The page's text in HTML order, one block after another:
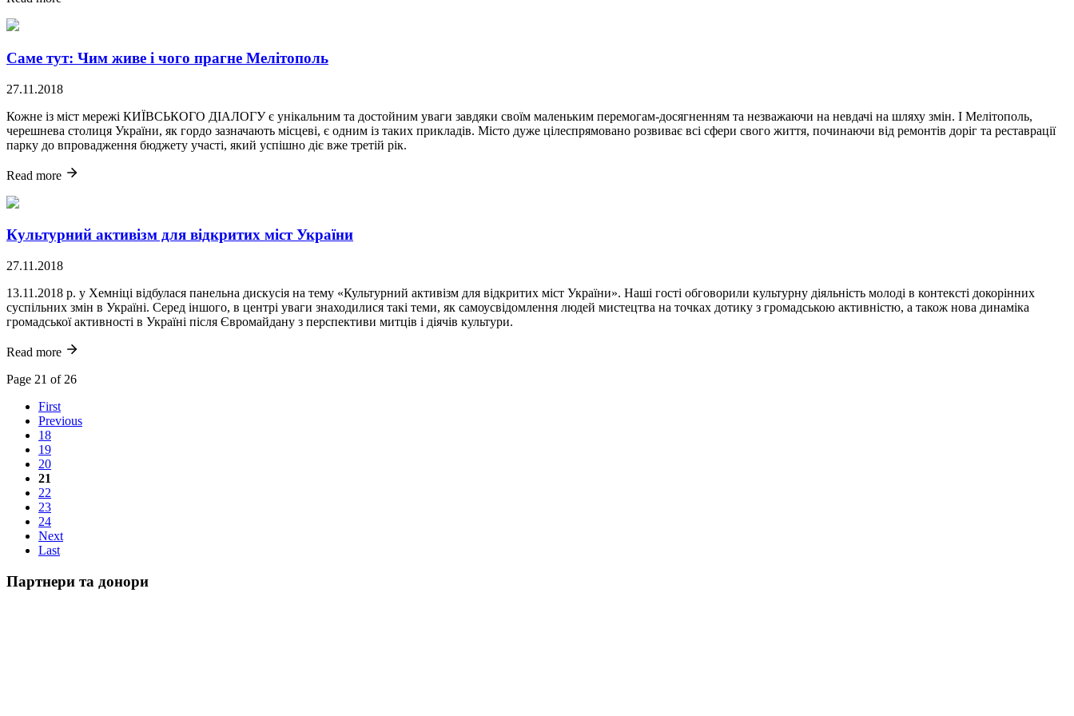
Саме тут: Чим живе і чого прагне Мелітополь
27.11.2018
Кожне із міст мережі КИЇВСЬКОГО ДІАЛОГУ є унікальним та достойним уваги завдяки своїм маленьким перемогам-досягненням та незважаючи на невдачі на шляху змін. І Мелітополь,
черешнева столиця України, як гордо зазначають місцеві, є одним із таких прикладів. Місто дуже цілеспрямовано розвиває всі сфери свого життя, починаючи від ремонтів доріг та реставрації
парку до впровадження бюджету участі, який успішно діє вже третій рік.
Read more
Культурний активізм для відкритих міст України
27.11.2018
13.11.2018 р. у Хемніці відбулася панельна дискусія на тему «Культурний активізм для відкритих міст України». Наші гості обговорили культурну діяльність молоді в контексті докорінних
суспільних змін в Україні. Серед іншого, в центрі уваги знаходилися такі теми, як самоусвідомлення людей мистецтва на точках дотику з громадською активністю, а також нова динаміка
громадської активності в Україні після Євромайдану з перспективи митців і діячів культури.
Read more
Page 21 of 26
First
Previous
18
19
20
21
22
23
24
Next
Last
Партнери та донори